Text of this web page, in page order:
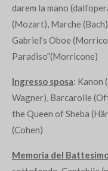
darem la mano
(Mozart), Marche
Gabriel’s Oboe
Paradiso”(Morricone)
Ingresso sposa: Kanon
Wagner), Barcarolle
the Queen of Sheba
(Cohen)
Memoria del